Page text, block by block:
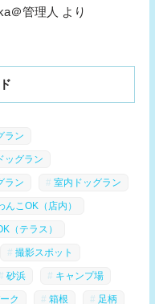
＠管理人 より
ラン
ッグラン
ラン 室内ドッグラン
んこOK（店内）
（テラス）
撮影スポット
砂浜 キャンプ場
ク 箱根 足柄